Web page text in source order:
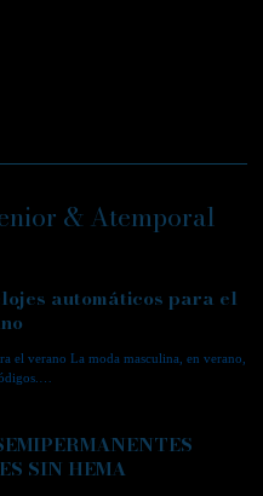
& Atemporal
automáticos para el
el verano La moda masculina, en verano,
SIN HEMA